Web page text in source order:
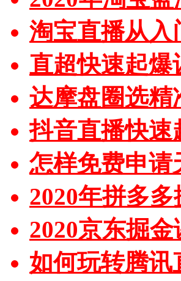
淘宝直播从入
直超快速起爆
达摩盘圈选精
抖音直播快速
怎样免费申请
2020年拼多
2020京东掘金
如何玩转腾